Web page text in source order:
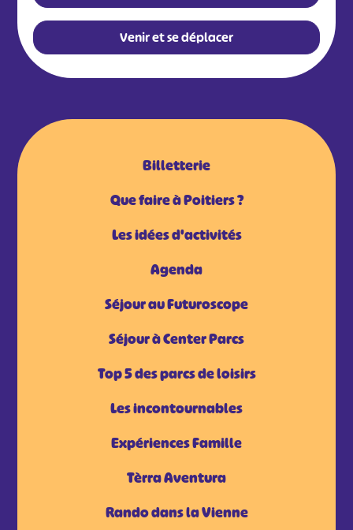
Venir et se déplacer
Billetterie
Que faire à Poitiers ?
Les idées d'activités
Agenda
Séjour au Futuroscope
Séjour à Center Parcs
Top 5 des parcs de loisirs
Les incontournables
Expériences Famille
Tèrra Aventura
Rando dans la Vienne